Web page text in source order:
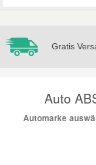
Gratis
Auto
Automarke
Mini
Mitsubishi